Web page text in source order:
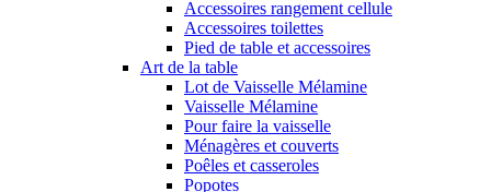
Accessoires rangement cellule
Accessoires toilettes
Pied de table et accessoires
Art de la table
Lot de Vaisselle Mélamine
Vaisselle Mélamine
Pour faire la vaisselle
Ménagères et couverts
Poêles et casseroles
Popotes